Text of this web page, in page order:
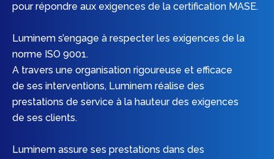
pour répondre aux exigences de la certification MASE.
Luminem s’engage à respecter les exigences de la
norme ISO 9001.
A travers une organisation rigoureuse et efficace
de ses interventions, Luminem réalise des
prestations de service à la hauteur des exigences
de ses clients.
Luminem assure ses prestations dans des